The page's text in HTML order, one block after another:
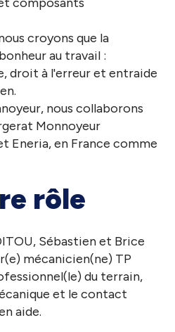
croyons que la
au travail :
droit à l'erreur et entraide
nous collaborons
Monnoyeur
Eneria, en France comme
rôle
, Sébastien et Brice
mécanicien(ne) TP
du terrain,
et le contact
aide.